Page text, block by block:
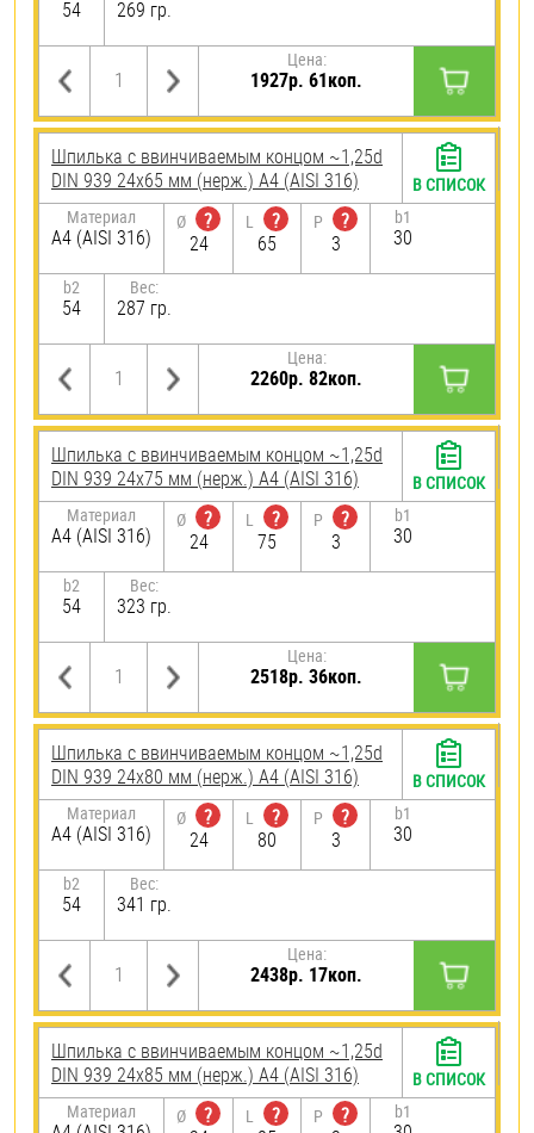
54 269 гр.
Цена:
1927р. 61коп.
Шпилька c ввинчиваемым концом ~1,25d
DIN 939 24х65 мм (нерж.) A4 (AISI 316)
Материал
A4 (AISI 316)
Ø
?
24
L
?
65
P
?
3
b1
30
b2
54
Вес:
287 гр.
Цена:
2260р. 82коп.
В СПИСОК
Шпилька c ввинчиваемым концом ~1,25d
DIN 939 24х75 мм (нерж.) A4 (AISI 316)
Материал
A4 (AISI 316)
Ø
?
24
L
?
75
P
?
3
b1
30
b2
54
Вес:
323 гр.
Цена:
2518р. 36коп.
В СПИСОК
Шпилька c ввинчиваемым концом ~1,25d
DIN 939 24х80 мм (нерж.) A4 (AISI 316)
Материал
A4 (AISI 316)
Ø
?
24
L
?
80
P
?
3
b1
30
b2
54
Вес:
341 гр.
Цена:
2438р. 17коп.
В СПИСОК
Шпилька c ввинчиваемым концом ~1,25d
DIN 939 24х85 мм (нерж.) A4 (AISI 316)
Материал Ø
?
L
?
P
?
b1
В СПИСОК